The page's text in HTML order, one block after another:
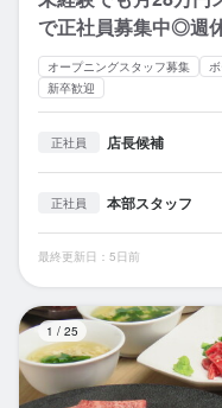
で正社員募集中◎週
オープニングスタッフ募集
新卒歓迎
正社員 店長候補
正社員 本部スタッフ
最終更新日：5日前
1 / 25